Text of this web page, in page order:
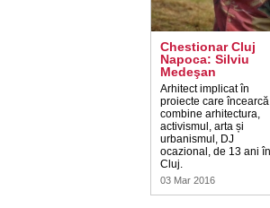
Chestionar Cluj
Napoca: Silviu
Medeşan
Arhitect implicat în
proiecte care
combine arhitectura,
activismul, arta și
urbanismul, DJ
ocazional, de 13 ani în
Cluj.
03 Mar 2016